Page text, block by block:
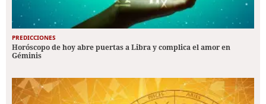
PREDICCIONES
Horóscopo de hoy abre puertas a Libra y complica el amor en
Géminis